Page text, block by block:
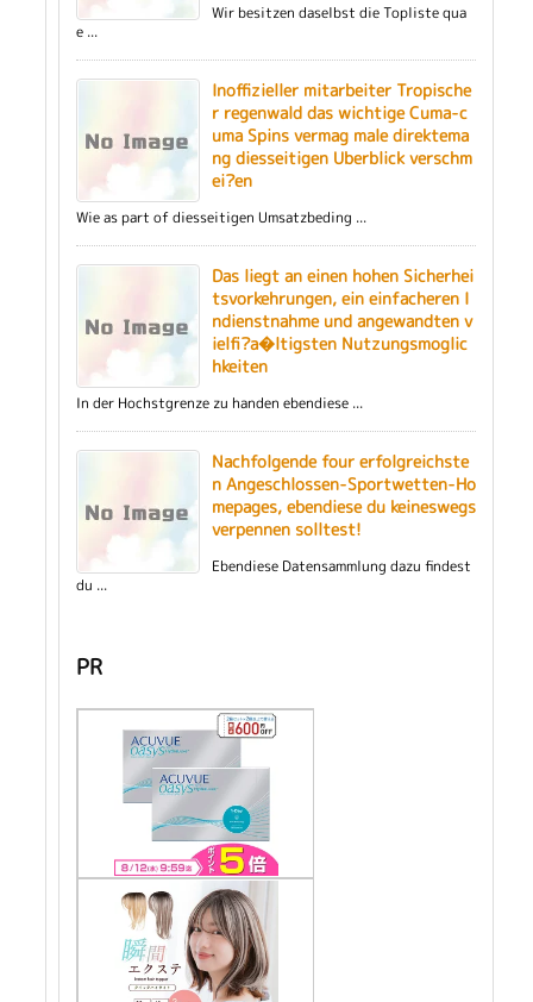
Wir besitzen daselbst die Topliste qua
e ...
Inoffizieller mitarbeiter Tropische
r regenwald das wichtige Cuma-c
uma Spins vermag male direktema
ng diesseitigen Uberblick verschm
ei?en
Wie as part of diesseitigen Umsatzbeding ...
Das liegt an einen hohen Sicherhei
tsvorkehrungen, ein einfacheren I
ndienstnahme und angewandten v
ielfi?a�ltigsten Nutzungsmoglic
hkeiten
In der Hochstgrenze zu handen ebendiese ...
Nachfolgende four erfolgreichste
n Angeschlossen-Sportwetten-Ho
mepages, ebendiese du keineswegs
verpennen solltest!
Ebendiese Datensammlung dazu findest
du ...
PR